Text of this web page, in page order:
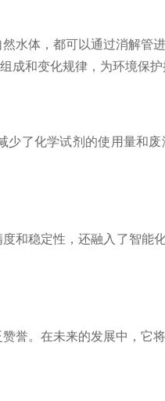
体，都可以通过消解管
成和变化规律，为环境保护
化学试剂的使用量和
稳定性，还融入了智能
。在未来的发展中，它